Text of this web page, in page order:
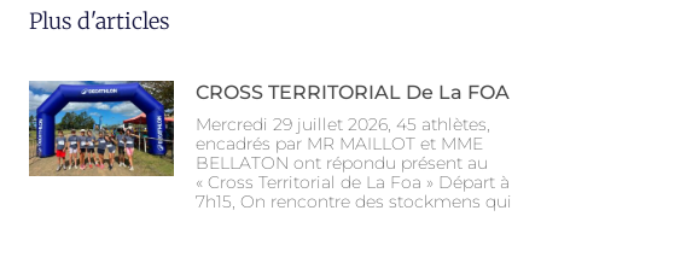
Plus d'articles
CROSS TERRITORIAL De La FOA
Mercredi 29 juillet 2026, 45 athlètes,
encadrés par MR MAILLOT et MME
BELLATON ont répondu présent au
« Cross Territorial de La Foa » Départ à
7h15, On rencontre des stockmens qui